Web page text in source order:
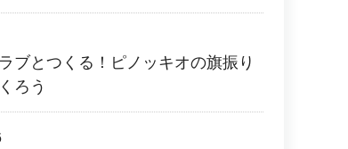
ブとつくる！ピノッキオの旗振り
ろう